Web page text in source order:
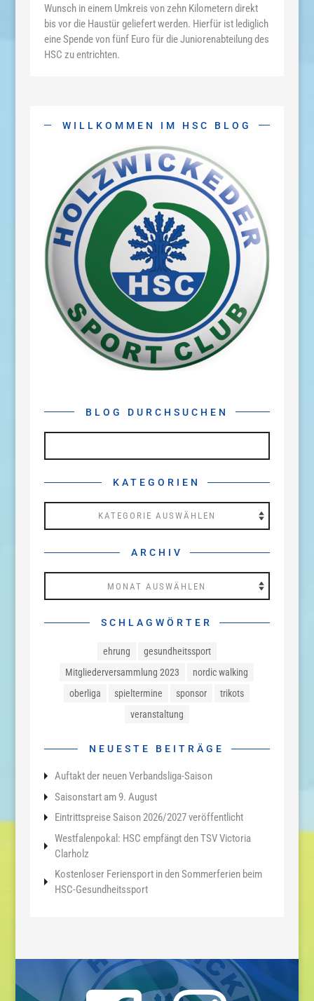
Wunsch in einem Umkreis von zehn Kilometern direkt
bis vor die Haustür geliefert werden. Hierfür ist lediglich
eine Spende von fünf Euro für die Juniorenabteilung des
HSC zu entrichten.
WILLKOMMEN IM HSC BLOG
BLOG DURCHSUCHEN
KATEGORIEN
ARCHIV
SCHLAGWÖRTER
ehrung
gesundheitssport
Mitgliederversammlung 2023
nordic walking
oberliga
spieltermine sponsor
trikots
veranstaltung
NEUESTE BEITRÄGE
Auftakt der neuen Verbandsliga-Saison
Saisonstart am 9. August
Eintrittspreise Saison 2026/2027 veröffentlicht
Westfalenpokal: HSC empfängt den TSV Victoria
Clarholz
Kostenloser Feriensport in den Sommerferien beim
HSC-Gesundheitssport